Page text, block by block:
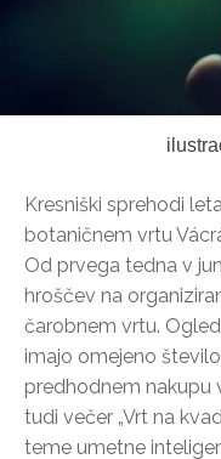
Kresniški sprehodi
botaničnem vrtu
Od prvega tedna v
hroščev na
čarobnem vrtu.
imajo omejeno
predhodnem nakupu
tudi večer „Vrt na
teme umetne